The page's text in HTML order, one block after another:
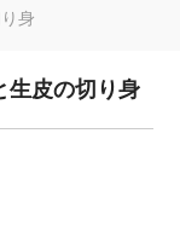
身
生皮の切り身